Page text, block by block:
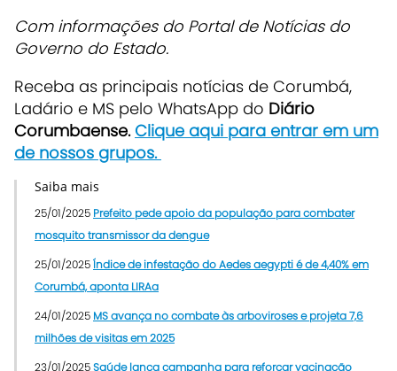
Com informações do Portal de Notícias do
Governo do Estado.
Receba as principais notícias de Corumbá,
Ladário e MS pelo WhatsApp do Diário
Corumbaense.Clique aqui para entrar em um
de nossos grupos.
Saiba mais
25/01/2025 Prefeito pede apoio da população para combater
mosquito transmissor da dengue
25/01/2025Índice de infestação do Aedes aegypti é de 4,40% em
Corumbá, aponta LIRAa
24/01/2025 MS avança no combate às arboviroses e projeta 7,6
milhões de visitas em 2025
23/01/2025Saúde lança campanha para reforçar vacinação